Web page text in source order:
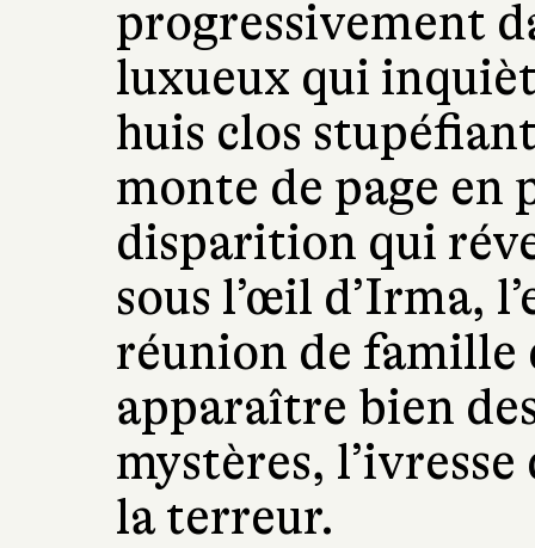
progressivement
luxueux qui
huis clos
monte de page en
disparition qui
sous l’œil d’Irma,
réunion de famille
apparaître bien
mystères,
la terreur.